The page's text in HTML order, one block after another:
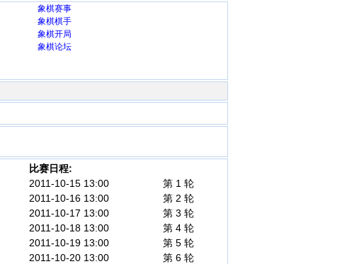
象棋赛事
象棋棋手
象棋开局
象棋论坛
比赛日程:
2011-10-15 13:00
第 1 轮
2011-10-16 13:00
第 2 轮
2011-10-17 13:00
第 3 轮
2011-10-18 13:00
第 4 轮
2011-10-19 13:00
第 5 轮
2011-10-20 13:00
第 6 轮